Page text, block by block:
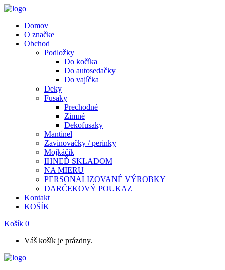
Domov
O značke
Obchod
Podložky
Do kočíka
Do autosedačky
Do vajíčka
Deky
Fusaky
Prechodné
Zimné
Dekofusaky
Mantinel
Zavinovačky / perinky
Mojkáčik
IHNEĎ SKLADOM
NA MIERU
PERSONALIZOVANÉ VÝROBKY
DARČEKOVÝ POUKAZ
Kontakt
KOŠÍK
Košík 0
Váš košík je prázdny.